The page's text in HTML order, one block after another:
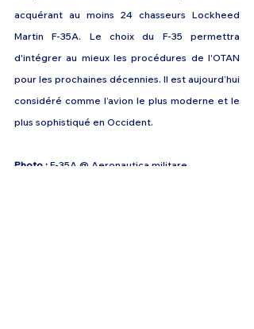
acquérant au moins 24 chasseurs Lockheed
Martin F-35A. Le choix du F-35 permettra
d'intégrer au mieux les procédures de l'OTAN
pour les prochaines décennies. Il est aujourd’hui
considéré comme l’avion le plus moderne et le
plus sophistiqué en Occident.
Photo : F-35A @ Aeronautica militare